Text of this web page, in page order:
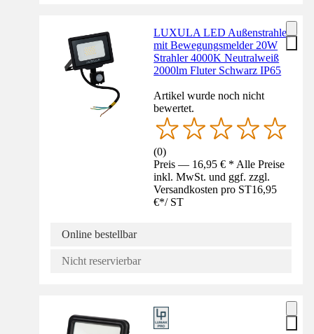
LUXULA LED Außenstrahler
mit Bewegungsmelder 20W
Strahler 4000K Neutralweiß
2000lm Fluter Schwarz IP65
Artikel wurde noch nicht
bewertet.
(0)
Preis — 16,95 € * Alle Preise
inkl. MwSt. und ggf. zzgl.
Versandkosten pro ST16,95
€*/ ST
Online bestellbar
Nicht reservierbar